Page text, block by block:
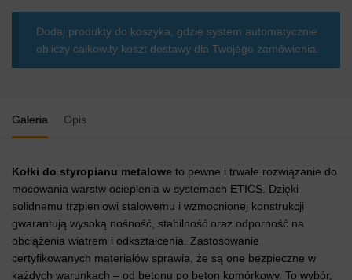
styropianu
trzpieniem
metalowym
Dodaj produkty do koszyka, gdzie system automatycznie
obliczy całkowity koszt dostawy dla Twojego zamówienia.
Galeria Opis
Kołki do styropianu metalowe to pewne i trwałe rozwiązanie do
mocowania warstw ocieplenia w systemach ETICS. Dzięki
solidnemu trzpieniowi stalowemu i wzmocnionej konstrukcji
gwarantują wysoką nośność, stabilność oraz odporność na
obciążenia wiatrem i odkształcenia. Zastosowanie
certyfikowanych materiałów sprawia, że są one bezpieczne w
każdych warunkach – od betonu po beton komórkowy. To wybór,